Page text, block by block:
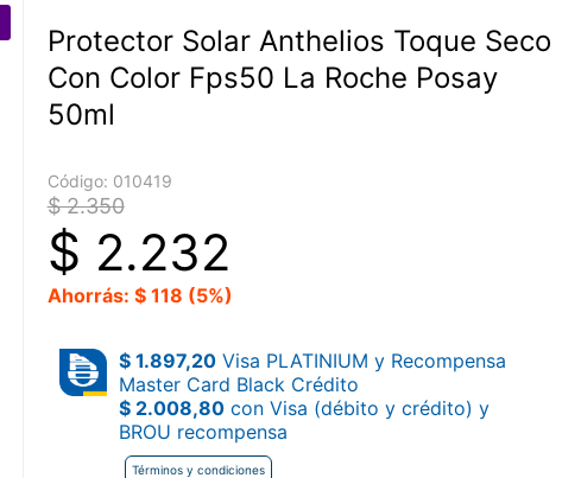
Protector Solar Anthelios Toque Seco
Con Color Fps50 La Roche Posay
50ml
Código: 010419
$ 2.350
$ 2.232
Ahorrás: $ 118 (5%)
$ 1.897,20Visa PLATINIUM y Recompensa
Master Card Black Crédito
$ 2.008,80con Visa (débito y crédito) y
BROU recompensa
Términos y condiciones